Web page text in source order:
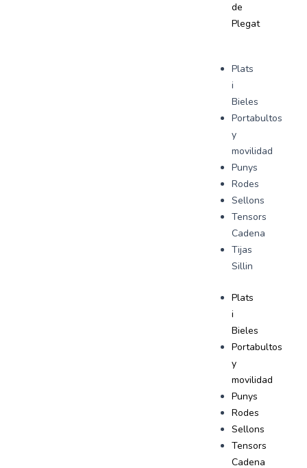
de
Plegat
Plats
i
Bieles
Portabultos
y
movilidad
Punys
Rodes
Sellons
Tensors
Cadena
Tijas
Sillin
Plats
i
Bieles
Portabultos
y
movilidad
Punys
Rodes
Sellons
Tensors
Cadena